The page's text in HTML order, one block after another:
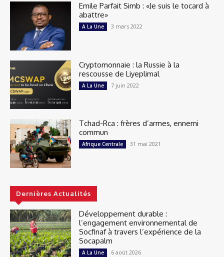
Emile Parfait Simb : «Je suis le tocard à
abattre»
A La Une 3 mars 2022
Cryptomonnaie : la Russie à la
rescousse de Liyeplimal
A La Une 7 juin 2022
Tchad-Rca : frères d’armes, ennemi
commun
Afrique Centrale 31 mai 2021
Dernières Actualités
Développement durable :
l’engagement environnemental de
Socfinaf à travers l’expérience de la
Socapalm
A La Une 6 août 2026